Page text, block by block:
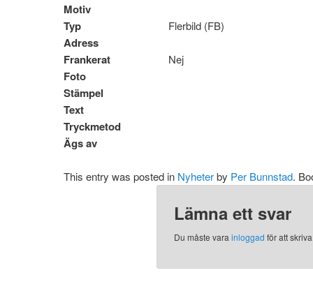
Motiv
Typ
Flerbild (FB)
Adress
Frankerat
Nej
Foto
Stämpel
Text
Tryckmetod
Ägs av
This entry was posted in Nyheterby Per Bunnstad.
Lämna ett svar
Du måste varainloggad för att